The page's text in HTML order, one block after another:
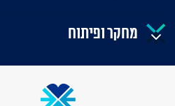
מחקר ופיתוח